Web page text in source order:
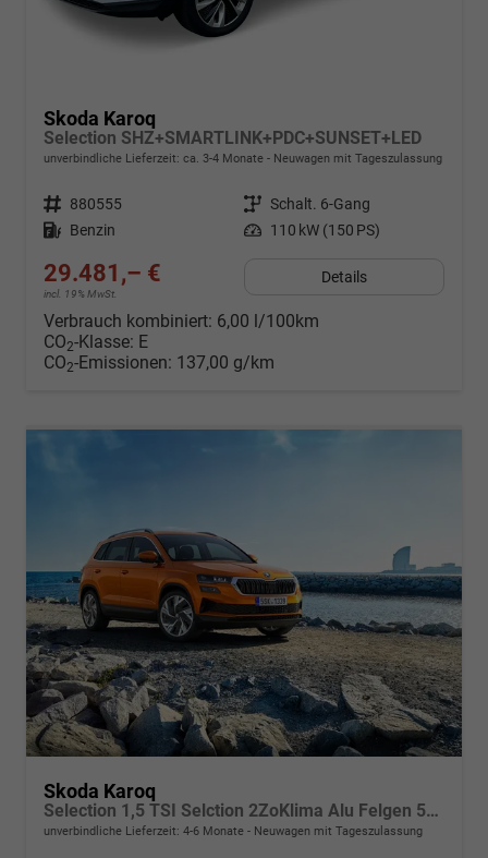
Skoda Karoq
Selection SHZ+SMARTLINK+PDC+SUNSET+LED
unverbindliche Lieferzeit: ca. 3-4 Monate Neuwagen mit Tageszulassung
Fahrzeugnr. 880555 Getriebe Schalt. 6-Gang
Kraftstoff Benzin Leistung 110 kW (150 PS)
29.481,– €
incl. 19% MwSt.
Details
Verbrauch kombiniert: 6,00 l/100km
CO2-Klasse: E
CO2-Emissionen: 137,00 g/km
Skoda Karoq
Selection 1,5 TSI Selction 2ZoKlima Alu Felgen 5J Garantie Sitzheizung LED Scheinwerfer Tempomat
unverbindliche Lieferzeit: 4-6 Monate Neuwagen mit Tageszulassung